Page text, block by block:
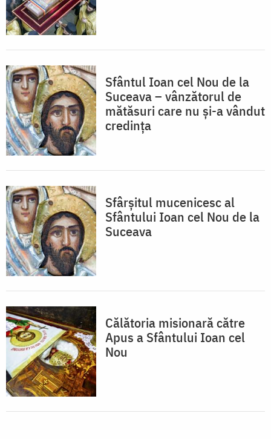
Sfântul Ioan cel Nou de la
Suceava – vânzătorul de
mătăsuri care nu și-a vândut
credința
Sfârșitul mucenicesc al
Sfântului Ioan cel Nou de la
Suceava
Călătoria misionară către
Apus a Sfântului Ioan cel
Nou